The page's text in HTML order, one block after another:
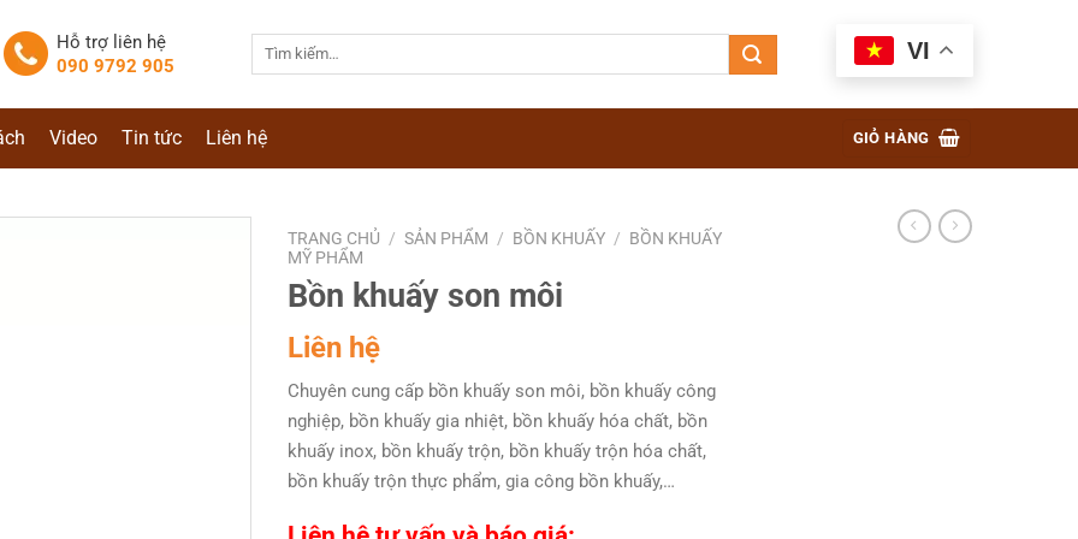
Hỗ trợ liên hệ
090 9792 905
VI
Video Tin tức Liên hệ GIỎ HÀNG
TRANG CHỦ / SẢN PHẨM / BỒN KHUẤY / BỒN KHUẤY
MỸ PHẨM
Bồn khuấy son môi
Liên hệ
Chuyên cung cấp bồn khuấy son môi, bồn khuấy công
nghiệp, bồn khuấy gia nhiệt, bồn khuấy hóa chất, bồn
khuấy inox, bồn khuấy trộn, bồn khuấy trộn hóa chất,
bồn khuấy trộn thực phẩm, gia công bồn khuấy,…